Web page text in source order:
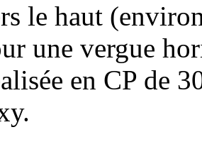
le haut
une vergue
en CP de